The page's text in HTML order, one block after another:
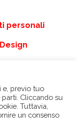
personali
e, previo tuo
Cliccando su
Tuttavia,
un consenso